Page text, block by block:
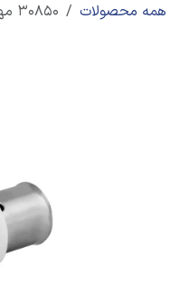
همه محصولات 30850 مهره ماسوره پرسی 1.2×16